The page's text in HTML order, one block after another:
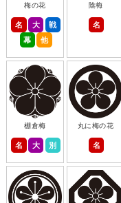
梅の花
名 大
戦
幕
他
陰梅
名
棚倉梅
名 大 別
丸に梅の花
名